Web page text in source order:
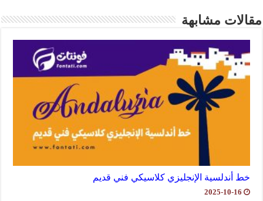
مقالات مشابهة
خط أندلسية الإنجليزي كلاسيكي فني قديم
2025-10-16